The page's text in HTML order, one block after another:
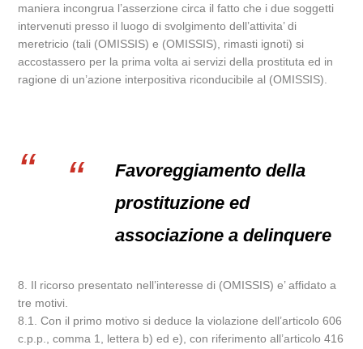
maniera incongrua l’asserzione circa il fatto che i due soggetti
intervenuti presso il luogo di svolgimento dell’attivita’ di
meretricio (tali (OMISSIS) e (OMISSIS), rimasti ignoti) si
accostassero per la prima volta ai servizi della prostituta ed in
ragione di un’azione interpositiva riconducibile al (OMISSIS).
Favoreggiamento della
prostituzione ed
associazione a delinquere
8. Il ricorso presentato nell’interesse di (OMISSIS) e’ affidato a
tre motivi.
8.1. Con il primo motivo si deduce la violazione dell’articolo 606
c.p.p., comma 1, lettera b) ed e), con riferimento all’articolo 416